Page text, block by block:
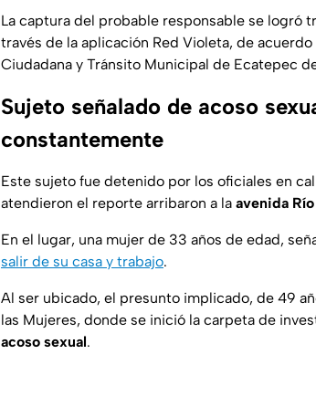
La captura del probable responsable se logró
través de la aplicación Red Violeta, de
Ciudadana y Tránsito Municipal de Ecatepec
Sujeto señalado de acoso
constantemente
Este sujeto fue detenido por los oficiales en
atendieron el reporte arribaron a la avenida
En el lugar, una mujer de 33 años de edad,
salir de su casa y trabajo.
Al ser ubicado, el presunto implicado, de 49
las Mujeres, donde se inició la carpeta de
acoso sexual.